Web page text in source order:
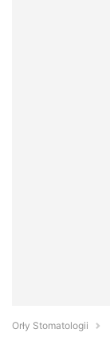
Orły Stomatologii